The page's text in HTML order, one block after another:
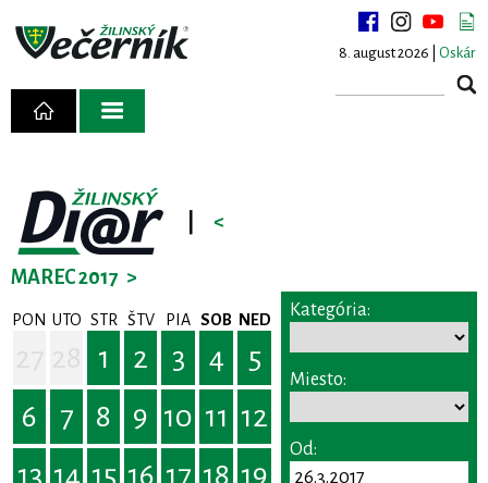
8. august 2026 | Oskár
<
MAREC 2017 >
PON UTO STR ŠTV PIA SOB NED
1 2 3 4
5
6
7 8 9 10 11 12
13 14 15 16 17 18 19
Kategória:
Miesto:
Od: